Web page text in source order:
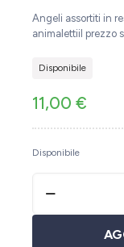
Angeli assortiti in
animalettiil prezzo
Disponibile
11,00 €
Disponibile